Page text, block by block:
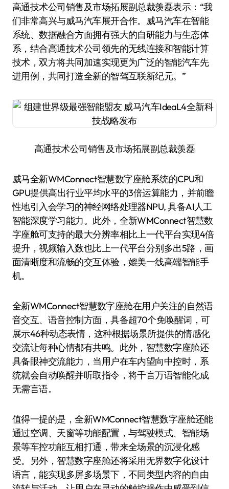
高通技术公司销售及市场拓展副总裁羡磊表示：“我
们非常高兴与威马汽车展开合作。威马汽车在智能
系统、数据融合方面拥有强大的自研能力与生态体
系，结合高通技术公司领先的无线连接和智能计算
技术，双方将共同加速实现更为广泛的智能汽车先
进用例，共同打造全新的智驾互联新纪元。”
高通技术公司销售及市场拓展副总裁羡磊
威马全新WMConnect智慧数字座舱系统的CPU和
GPU提供高出行业平均水平的3倍运算能力，并前瞻
性地引入会学习的神经网络处理器NPU, 具备AI人工
智能深度学习能力。此外，全新WMConnect智慧数
字座舱可支持的最大分辨率相比上一代平台实现4倍
提升，视频输入数也比上一代平台分别多出5路，画
面清晰度和流畅的交互体验，媲美一线高端智能手
机。
全新WMConnect智慧数字座舱在用户关注的自然语
音交互、语音控制方面，具备超70个免唤醒词，可
展示46种动态表情，这种根据场景所提供的情感化
交流让每种心情都有共鸣。此外，智慧数字座舱还
具备眼神交流能力，当用户在车内望向中控时，系
统就会自动唤醒并听取指令，将千言万语智能化成
无需言语。
值得一提的是，全新WMConnect智慧数字座舱还能
通过空调、天窗等功能配置，与驾驶模式、智能场
景等车控功能互相打通，带来全场景的沉浸化感
受。另外，智慧数字座舱还将采用无界数字化设计
语言，能实现多屏多场景下，不同类型内容的自由